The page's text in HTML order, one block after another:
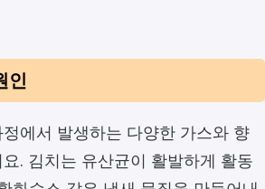
인
에서 발생하는 다양한 가스와 향
. 김치는 유산균이 활발하게 활동